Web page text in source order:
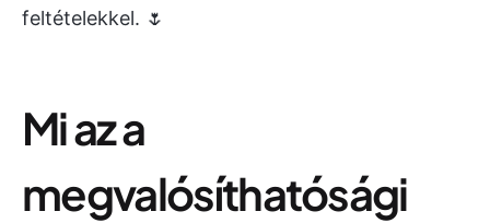
feltételekkel. 🌷
Mi az a
megvalósíthatósági